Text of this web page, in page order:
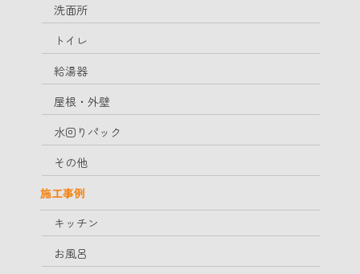
洗面所
トイレ
給湯器
屋根・外壁
水回りパック
その他
施工事例
キッチン
お風呂